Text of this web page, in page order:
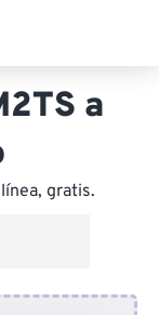
a
gratis.